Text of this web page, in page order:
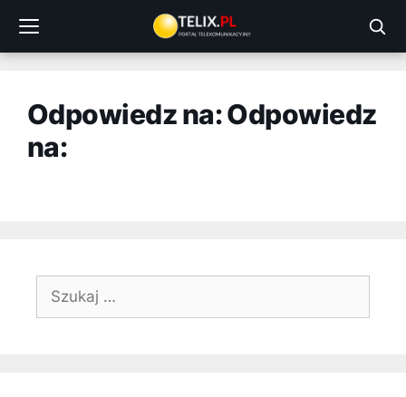
treści
Odpowiedz na: Odpowiedz
na:
Szukaj: